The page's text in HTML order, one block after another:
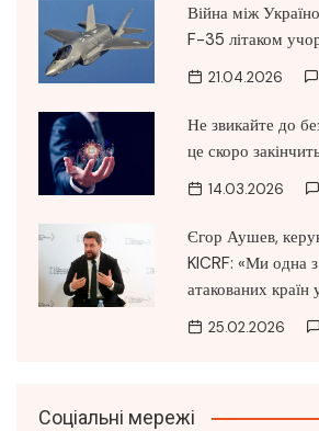
Війна між
F-35 літаком
21.04.2026
Не звикайте до
це скоро
14.03.2026
Єгор Аушев,
KICRF: «Ми одна
атакованих країн
25.02.2026
Соціальні мережі